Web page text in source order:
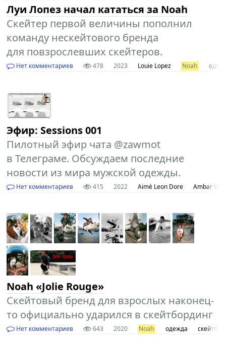
Луи Лопез начал кататься за Noah
Скейтер первой величины пополнил
команду нескейтового бренда
для повзрослевших скейтеров.
Нет комментариев 478 2023 Louie Lopez Noah
Эфир: Sessions 001
Пилотный эфир чата @zawmot
в Телеграме. Обсуждаем последние
новости из мира мужской одежды.
Нет комментариев 415 2022 Aimé Leon Dore Ambar
Noah «Jolie Rouge»
Скейтовый бренд для взрослых наконец-
то официально ударился в скейтбординг
Нет комментариев 643 2020 Noah одежда